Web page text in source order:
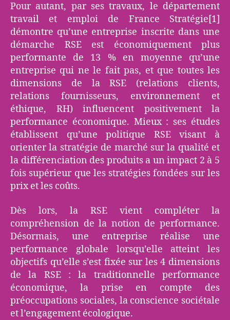
Pour autant, par ses travaux, le département
travail et emploi de France Stratégie[1]
démontre qu’une entreprise inscrite dans une
démarche RSE est économiquement plus
performante de 13 % en moyenne qu’une
entreprise qui ne le fait pas, et que toutes les
dimensions de la RSE (relations clients,
relations fournisseurs, environnement et
éthique, RH) influencent positivement la
performance économique. Mieux : ses études
établissent qu’une politique RSE visant à
orienter la stratégie de marché sur la qualité et
la différenciation des produits a un impact 2 à 5
fois supérieur que les stratégies fondées sur les
prix et les coûts.
Dès lors, la RSE vient compléter la
compréhension de la notion de performance.
Désormais, une entreprise réalise une
performance globale lorsqu’elle atteint les
objectifs qu’elle s’est fixée sur les 4 dimensions
de la RSE : la traditionnelle performance
économique, la prise en compte des
préoccupations sociales, la conscience sociétale
et l’engagement écologique.